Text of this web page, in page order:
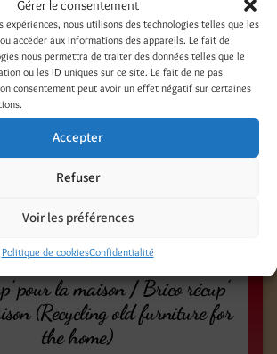
Gérer le consentement
expériences, nous utilisons des technologies telles que les
accéder aux informations des appareils. Le fait de
nous permettra de traiter des données telles que le
ou les ID uniques sur ce site. Le fait de ne pas
consentement peut avoir un effet négatif sur certaines
Accepter
Refuser
Voir les préférences
Politique de cookiesConfidentialité
EN PAPIER AU FIL DES SAISONS /
et réalisations / 2002 / Éditions
/ Photos Jean-Luc Syren /
PAPIER AU FIL DES SAISONS
AS THE SEASONS GO) / Texts,
pour la maison / Brico récup’
(Recycling old furniture for
the home)